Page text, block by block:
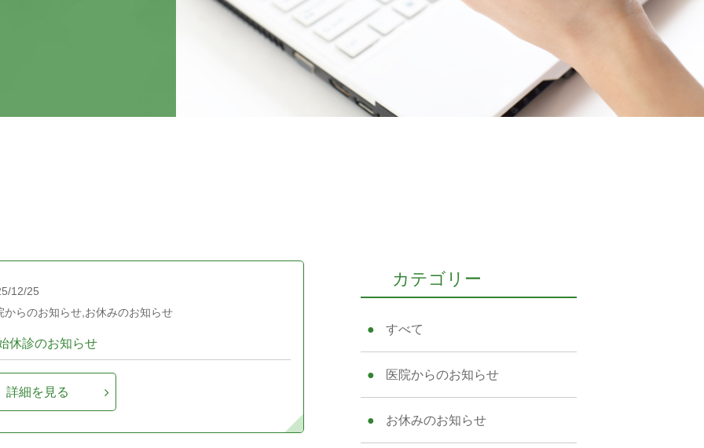
12/25
からのお知らせ,お休みのお知らせ
休診のお知らせ
詳細を見る
カテゴリー
すべて
医院からのお知らせ
お休みのお知らせ